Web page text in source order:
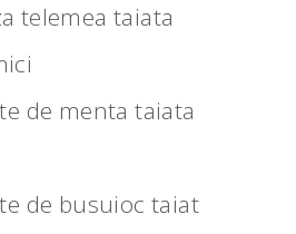
telemea taiata
de menta taiata
de busuioc taiat